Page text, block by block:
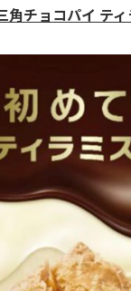
角チョコパイ ティ